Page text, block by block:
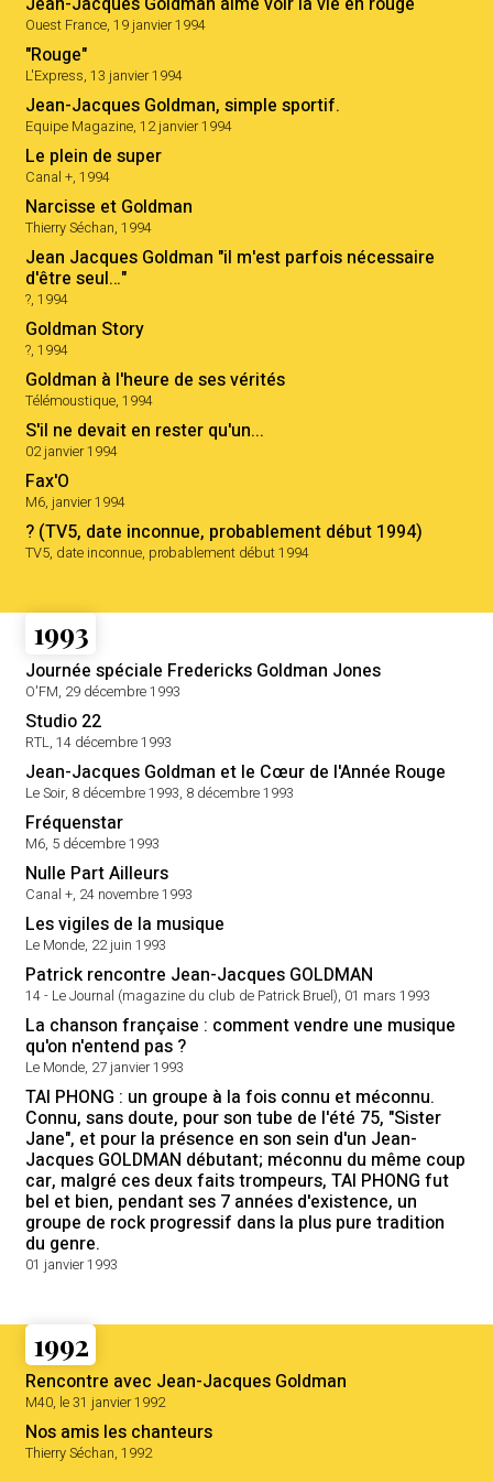
Ouest France, 19 janvier 1994
"Rouge"
L'Express, 13 janvier 1994
Jean-Jacques Goldman, simple sportif.
Equipe Magazine, 12 janvier 1994
Le plein de super
Canal +, 1994
Narcisse et Goldman
Thierry Séchan, 1994
Jean Jacques Goldman "il m'est parfois nécessaire
d'être seul…"
?, 1994
Goldman Story
?, 1994
Goldman à l'heure de ses vérités
Télémoustique, 1994
S'il ne devait en rester qu'un...
02 janvier 1994
Fax'O
M6, janvier 1994
? (TV5, date inconnue, probablement début 1994)
TV5, date inconnue, probablement début 1994
1993
Journée spéciale Fredericks Goldman Jones
O'FM, 29 décembre 1993
Studio 22
RTL, 14 décembre 1993
Jean-Jacques Goldman et le Cœur de l'Année Rouge
Le Soir, 8 décembre 1993, 8 décembre 1993
Fréquenstar
M6, 5 décembre 1993
Nulle Part Ailleurs
Canal +, 24 novembre 1993
Les vigiles de la musique
Le Monde, 22 juin 1993
Patrick rencontre Jean-Jacques GOLDMAN
14 - Le Journal (magazine du club de Patrick Bruel), 01 mars 1993
La chanson française : comment vendre une musique
qu'on n'entend pas ?
Le Monde, 27 janvier 1993
TAI PHONG : un groupe à la fois connu et méconnu.
Connu, sans doute, pour son tube de l'été 75, "Sister
Jane", et pour la présence en son sein d'un Jean-
Jacques GOLDMAN débutant; méconnu du même coup
car, malgré ces deux faits trompeurs, TAI PHONG fut
bel et bien, pendant ses 7 années d'existence, un
groupe de rock progressif dans la plus pure tradition
du genre.
01 janvier 1993
1992
Rencontre avec Jean-Jacques Goldman
M40, le 31 janvier 1992
Nos amis les chanteurs
Thierry Séchan, 1992